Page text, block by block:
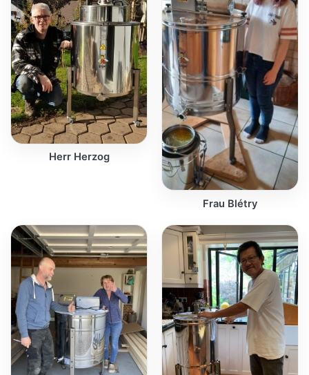
Herr Herzog
Frau Blétry